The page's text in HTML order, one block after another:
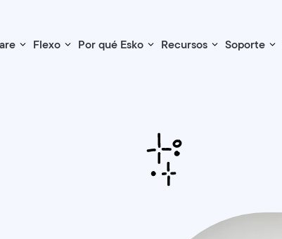
Flexo Por qué Esko Recursos Soporte